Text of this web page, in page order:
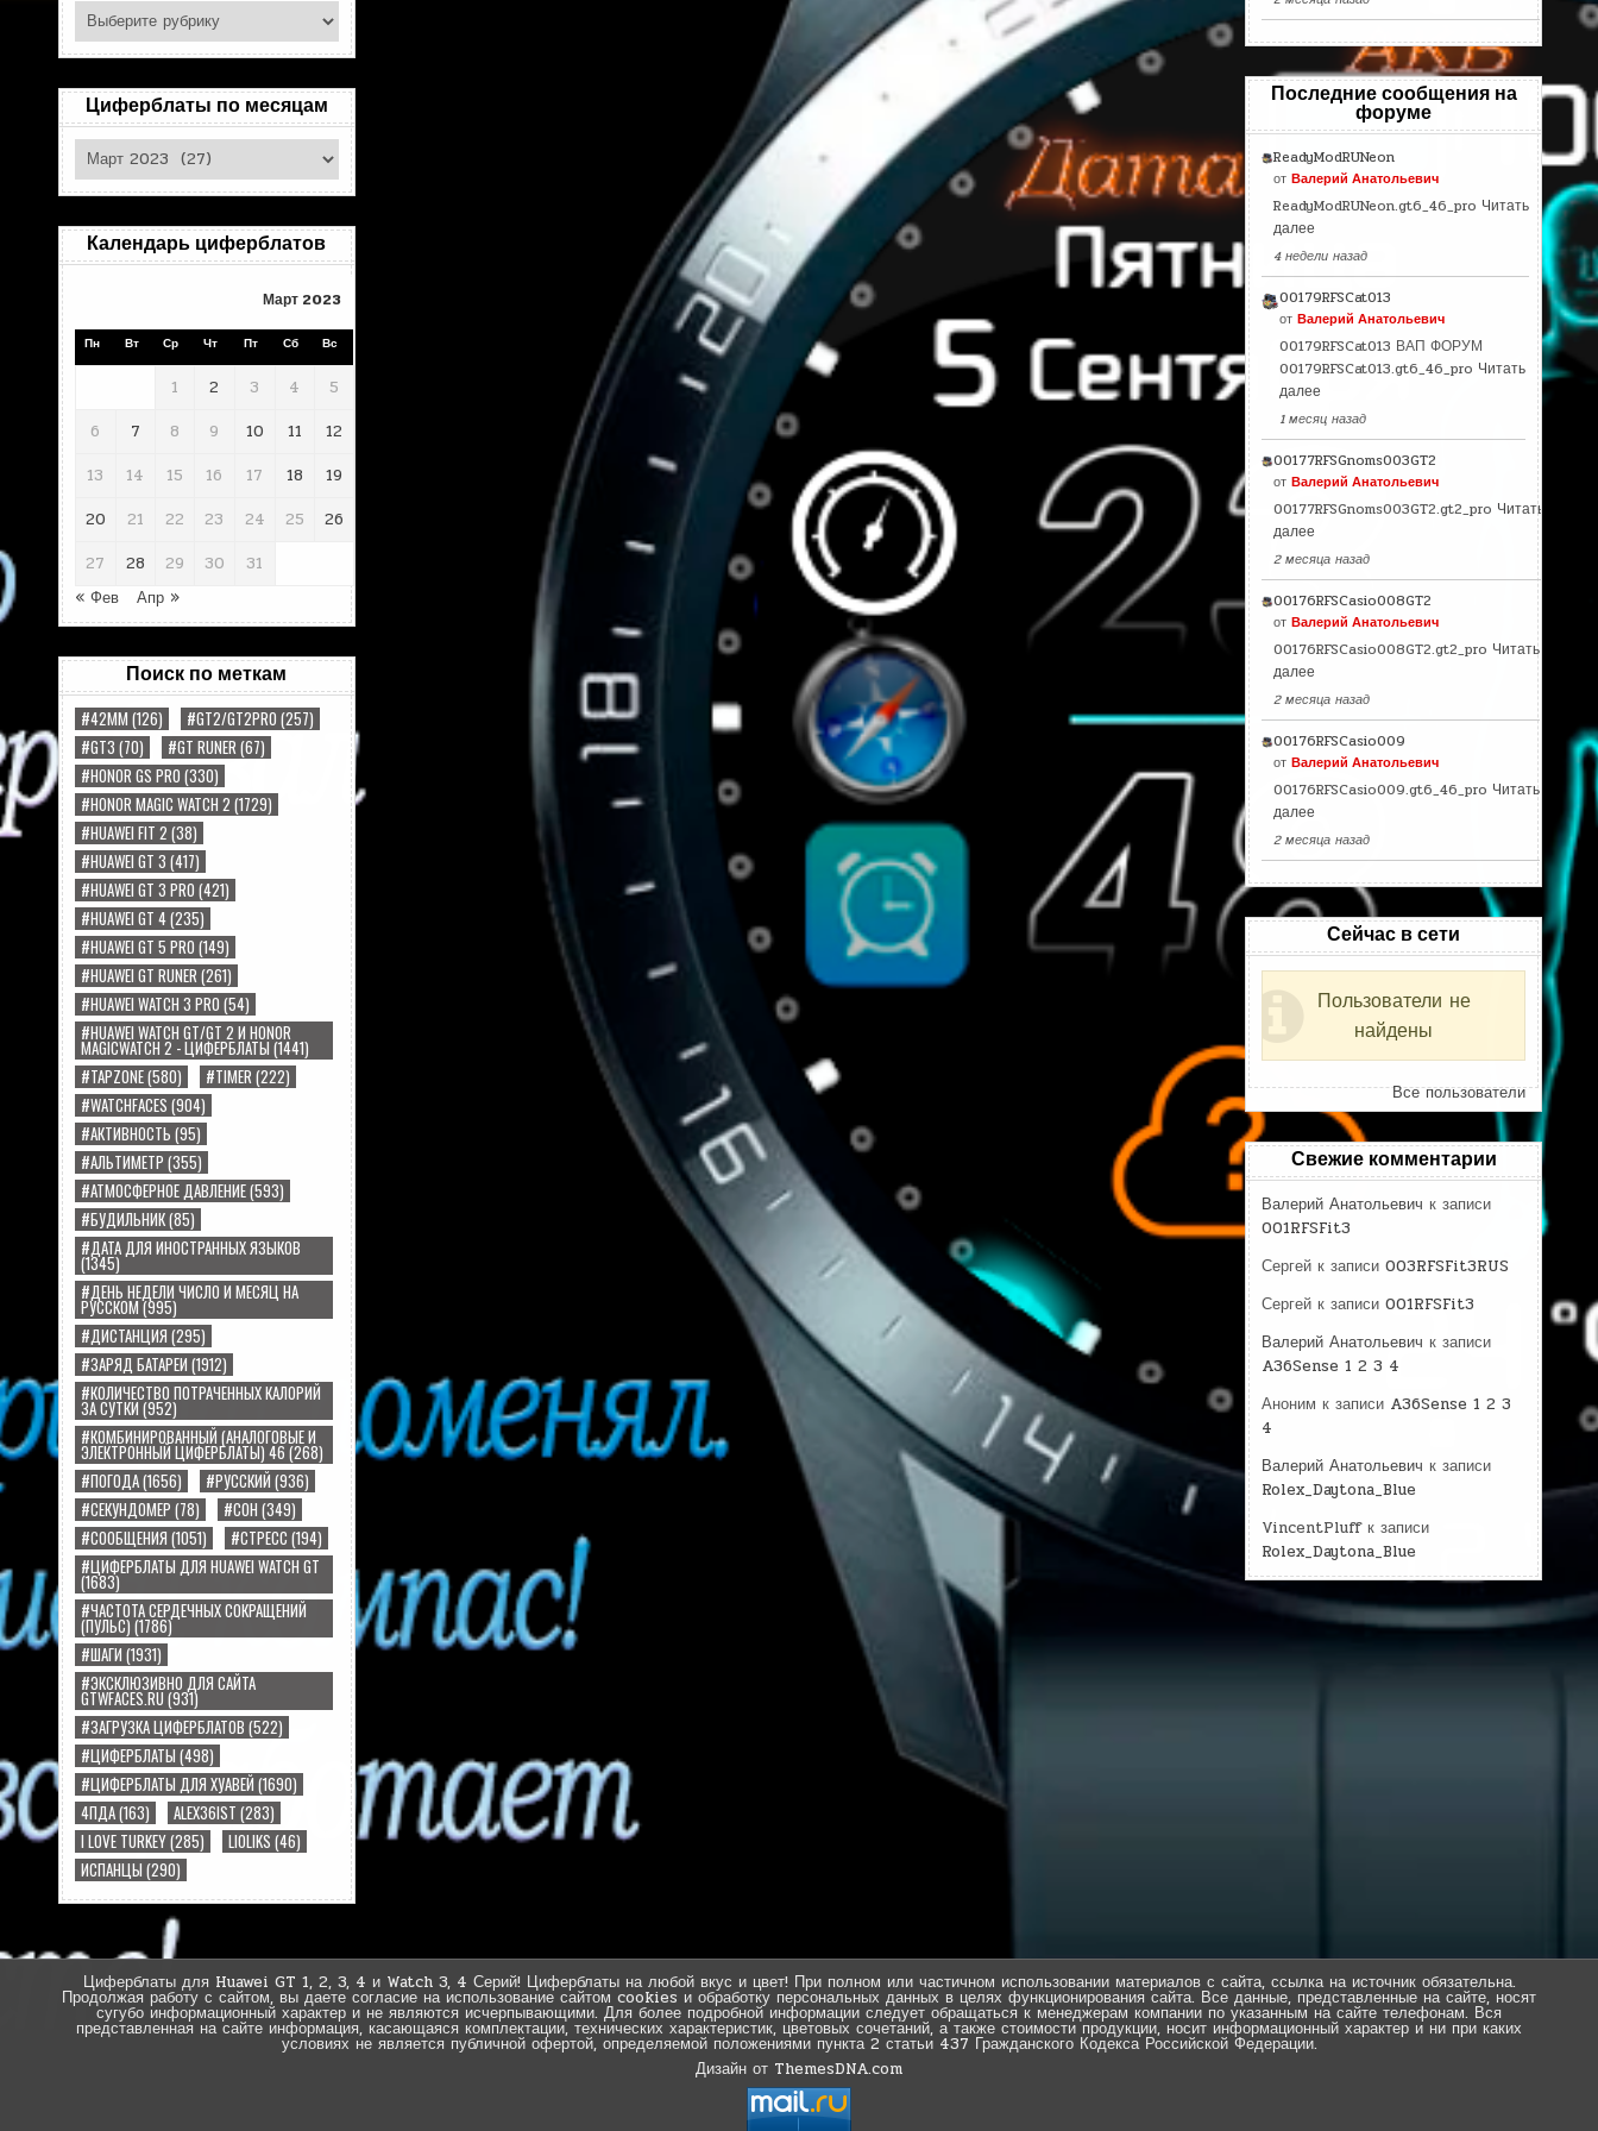
Поиск
рубрикам
Циферблаты по месяцам
Циферблаты
месяцам
Календарь циферблатов
Март 2023
Пн Вт Ср Чт Пт Сб Вс
1 2 3 4
5
6
7 8 9 10 11
12
13
14 15 16 17 18
19
20
21 22 23 24 25
26
27
28 29 30
31
« Фев
Апр »
Поиск по меткам
#42MM (126) #GT2/GT2PRO (257)
#GT3 (70) #GT RUNER (67)
#HONOR GS PRO (330)
#HONOR MAGIC WATCH 2 (1729)
#HUAWEI FIT 2 (38)
#HUAWEI GT 3 (417)
#HUAWEI GT 3 PRO (421)
#HUAWEI GT 4(235)
#HUAWEI GT 5 PRO (149)
#HUAWEI GT RUNER (261)
#HUAWEI WATCH 3 PRO (54)
#HUAWEI WATCH GT/GT 2 И HONOR
MAGICWATCH 2 - ЦИФЕРБЛАТЫ(1441)
#TAPZONE(580) #TIMER (222)
#WATCHFACES (904)
#АКТИВНОСТЬ (95)
#АЛЬТИМЕТР (355)
#АТМОСФЕРНОЕ ДАВЛЕНИЕ(593)
#БУДИЛЬНИК(85)
#ДАТА ДЛЯ ИНОСТРАННЫХ ЯЗЫКОВ
(1345)
#ДЕНЬ НЕДЕЛИ ЧИСЛО И МЕСЯЦ НА
РУССКОМ(995)
#ДИСТАНЦИЯ (295)
#ЗАРЯД БАТАРЕИ (1912)
#КОЛИЧЕСТВО ПОТРАЧЕННЫХ КАЛОРИЙ
ЗА СУТКИ(952)
#КОМБИНИРОВАННЫЙ (АНАЛОГОВЫЕ И
ЭЛЕКТРОННЫЙ ЦИФЕРБЛАТЫ) 46(268)
#ПОГОДА(1656) #РУССКИЙ (936)
#СЕКУНДОМЕР (78) #СОН (349)
#СООБЩЕНИЯ (1051) #СТРЕСС (194)
#ЦИФЕРБЛАТЫ ДЛЯ HUAWEI WATCH GT
(1683)
#ЧАСТОТА СЕРДЕЧНЫХ СОКРАЩЕНИЙ
(ПУЛЬС)(1786)
#ШАГИ (1931)
#ЭКСКЛЮЗИВНО ДЛЯ САЙТА
GTWFACES.RU(931)
#ЗАГРУЗКА ЦИФЕРБЛАТОВ (522)
#ЦИФЕРБЛАТЫ (498)
#ЦИФЕРБЛАТЫ ДЛЯ ХУАВЕЙ (1690)
4ПДА(163) ALEX36IST (283)
I LOVE TURKEY(285) LIOLIKS (46)
ИСПАНЦЫ (290)
Последние сообщения на
форуме
ReadyModRUNeon
от Валерий Анатольевич
ReadyModRUNeon.gt6_46_pro Читать
далее
4 недели назад
00179RFSCat013
от Валерий Анатольевич
00179RFSCat013 ВАП ФОРУМ
00179RFSCat013.gt6_46_pro Читать
далее
1 месяц назад
00177RFSGnoms003GT2
от Валерий Анатольевич
00177RFSGnoms003GT2.gt2_pro Читать
далее
2 месяца назад
00176RFSCasio008GT2
от Валерий Анатольевич
00176RFSCasio008GT2.gt2_pro Читать
далее
2 месяца назад
00176RFSCasio009
от Валерий Анатольевич
00176RFSCasio009.gt6_46_pro Читать
далее
2 месяца назад
Сейчас в сети
Пользователи не
найдены
Все пользователи
Свежие комментарии
Валерий Анатольевич к записи
001RFSFit3
Сергей к записи 003RFSFit3RUS
Сергей к записи 001RFSFit3
Валерий Анатольевич к записи
A36Sense 1 2 3 4
Аноним к записи A36Sense 1 2 3
4
Валерий Анатольевич к записи
Rolex_Daytona_Blue
VincentPluffк записи
Rolex_Daytona_Blue
Циферблаты для Huawei GT 1, 2, 3, 4 и Watch 3, 4 Серий! Циферблаты на любой вкус и цвет! При полном или частичном использовании материалов с сайта, ссылка на источник обязательна.
Продолжая работу с сайтом, вы даете согласие на использование сайтом cookies и обработку персональных данных в целях функционирования сайта. Все данные, представленные на сайте, носят
сугубо информационный характер и не являются исчерпывающими. Для более подробной информации следует обращаться к менеджерам компании по указанным на сайте телефонам. Вся
представленная на сайте информация, касающаяся комплектации, технических характеристик, цветовых сочетаний, а также стоимости продукции, носит информационный характер и ни при каких
условиях не является публичной офертой, определяемой положениями пункта 2 статьи 437 Гражданского Кодекса Российской Федерации.
Дизайн от ThemesDNA.com